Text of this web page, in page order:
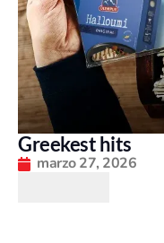
Greekest hits
marzo 27, 2026